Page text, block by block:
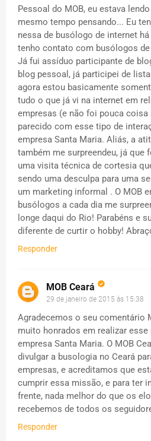
Pessoal do MOB, eu estava
mesmo tempo pensando... Eu
nessa de busólogo de internet
tenho contato com busólogos
Já fui assíduo participante de
blog pessoal, já participei de
agora estou basicamente
tudo o que já vi na internet em
empresas (e não foi pouca coisa
parecido com esse tipo de
empresa Santa Maria. Aliás, a
também me surpreendeu, já que
uma visita técnica de cortesia
sendo uma desculpa para uma
um marketing informal . O MOB
busólogos a cada dia me
longe daqui do Rio! Parabéns e
diferente de curtir o hobby!
Responder
MOB Ceará
29 de janeiro de 2015 às 15:38
Agradecemos o seu comentário
muito honrados em realizar
empresa Santa Maria. O MOB
divulgar a busologia no Ceará
empresas, e acreditamos que
cumprir essa missão, e para ter
frente, nada melhor do que os
recebemos de todos os
Responder